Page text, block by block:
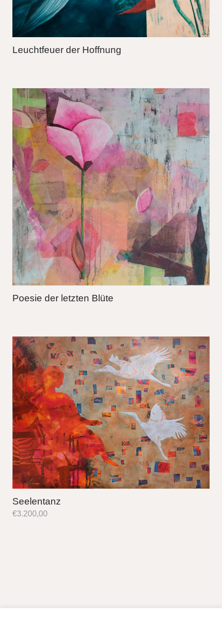
Leuchtfeuer der Hoffnung
Poesie der letzten Blüte
Seelentanz
€3.200,00